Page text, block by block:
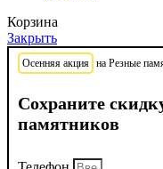
Корзина
Закрыть
Осенняя акция на Резные
Сохраните
памятников